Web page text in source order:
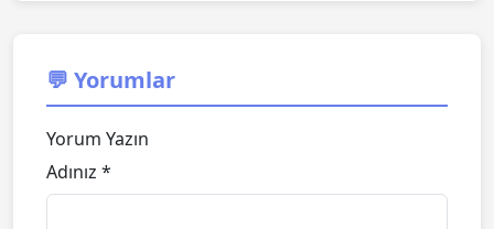
💬 Yorumlar
Yorum Yazın
Adınız *